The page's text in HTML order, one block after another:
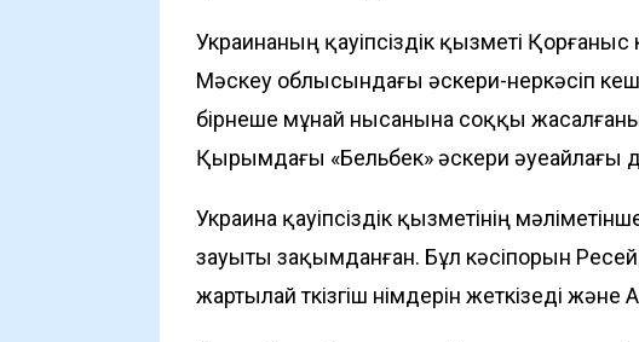
Украинаның қауіпсіздік қызметі Қорғаныс
Мәскеу облысындағы әскери-өнеркәсіп
бірнеше мұнай нысанына соққы
Қырымдағы «Бельбек» әскери әуеайлағы
Украина қауіпсіздік қызметінің
зауыты зақымданған. Бұл кәсіпорын
жартылай өткізгіш өнімдерін жеткізеді